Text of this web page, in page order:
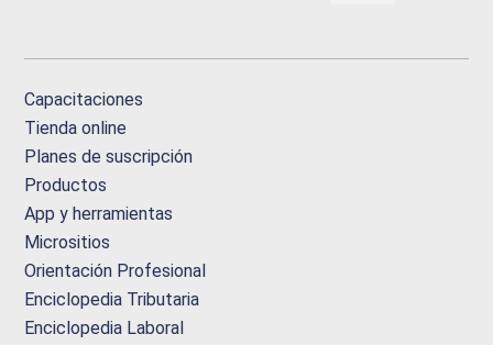
Capacitaciones
Tienda online
Planes de suscripción
Productos
App y herramientas
Micrositios
Orientación Profesional
Enciclopedia Tributaria
Enciclopedia Laboral